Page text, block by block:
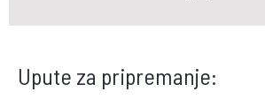
Upute za pripremanje: